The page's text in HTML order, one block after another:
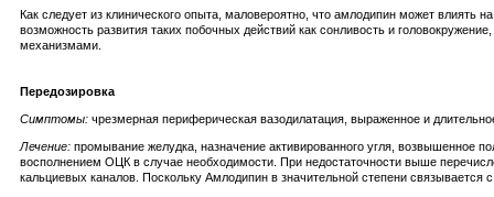
Как следует из клинического опыта, маловероятно, что амлодипин может
возможность развития таких побочных действий как сонливость и
механизмами.
Передозировка
Симптомы: чрезмерная периферическая вазодилатация, выраженное и
Лечение: промывание желудка, назначение активированного угля, возвышенное
восполнением ОЦК в случае необходимости. При недостаточности выше
кальциевых каналов. Поскольку Амлодипин в значительной степени